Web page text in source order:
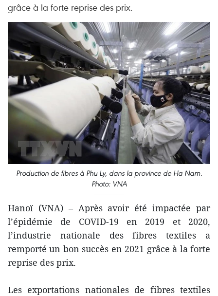
grâce à la forte reprise des prix.
Production de fibres à Phu Ly, dans la province de Ha Nam.
Photo: VNA
Hanoï (VNA) – Après avoir été impactée par
l’épidémie de COVID-19 en 2019 et 2020,
l’industrie nationale des fibres textiles a
remporté un bon succès en 2021 grâce à la forte
reprise des prix.
Les exportations nationales de fibres textiles